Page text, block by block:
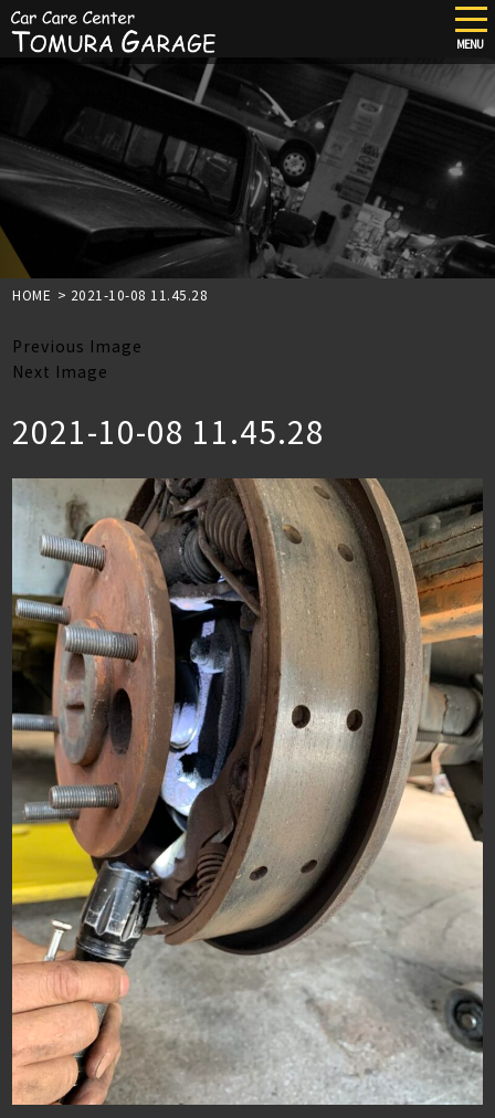
content
MENU
HOME > 2021-10-08 11.45.28
Previous Image
Next Image
2021-10-08 11.45.28